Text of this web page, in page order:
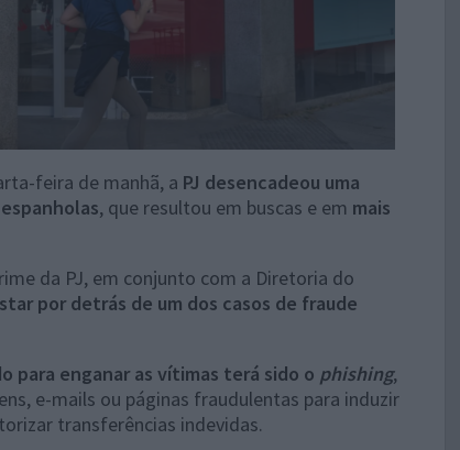
feira de manhã, a PJ desencadeou uma
, que resultou em buscas e em mais
da PJ, em conjunto com a Diretoria do
por detrás de um dos casos de fraude
para enganar as vítimas terá sido o phishing,
e-mails ou páginas fraudulentas para induzir
transferências indevidas.